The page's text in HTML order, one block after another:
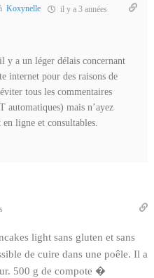
Koxynelle il y a 3 années
y a un léger délais concernant
internet pour des raisons de
tous les commentaires
automatiques) mais n’ayez
ligne et consultables.
light sans gluten et sans
de cuire dans une poêle. Il a
500 g de compote �